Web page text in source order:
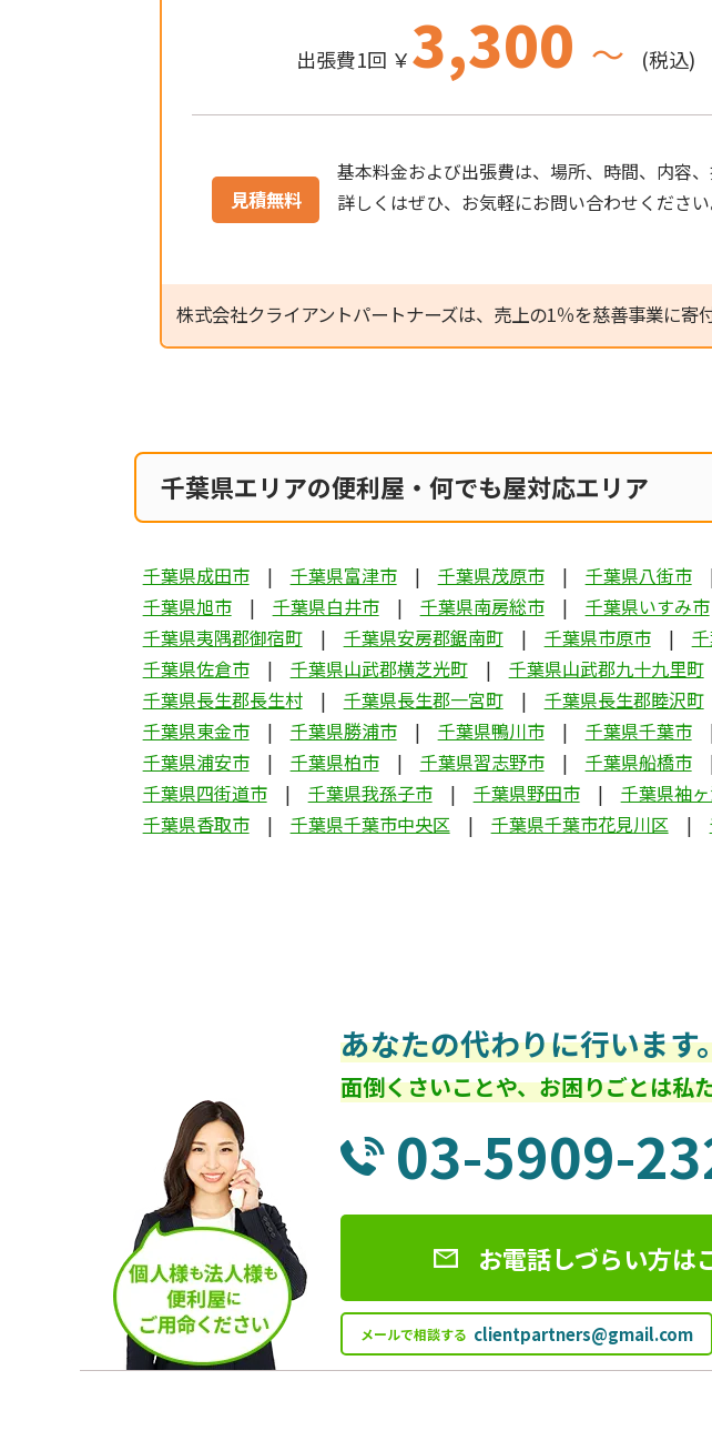
出張費1回 ￥3,300 ～ (税込)
見積無料
基本料金および出張費は、場所、時間、内容
詳しくはぜひ、お気軽にお問い合わせください
株式会社クライアントパートナーズは、売上の1％を慈善事業に寄
千葉県エリアの便利屋・何でも屋対応エリア
千葉県成田市 千葉県富津市 千葉県茂原市 千葉県八街市
千葉県旭市
千葉県白井市 千葉県南房総市 千葉県いすみ市
千葉県夷隅郡御宿町
千葉県安房郡鋸南町 千葉県市原市
千葉県佐倉市
千葉県山武郡横芝光町 千葉県山武郡九十九里町
千葉県長生郡長生村
千葉県長生郡一宮町 千葉県長生郡睦沢町
千葉県東金市
千葉県勝浦市 千葉県鴨川市 千葉県千葉市
千葉県浦安市
千葉県柏市 千葉県習志野市 千葉県船橋市
千葉県四街道市
千葉県我孫子市 千葉県野田市 千葉県袖
千葉県香取市
千葉県千葉市中央区 千葉県千葉市花見川区
あなたの代わりに行います
面倒くさいことや、お困りごとは私
03-5909-
お電話しづらい方は
メールで相談する clientpartners@gmail.com